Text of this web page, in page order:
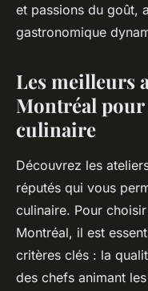
et passions du goût,
gastronomique
Les meilleurs
Montréal
culinaire
Découvrez les
réputés qui vous
culinaire. Pour
Montréal, il est
critères clés : la
des chefs animant